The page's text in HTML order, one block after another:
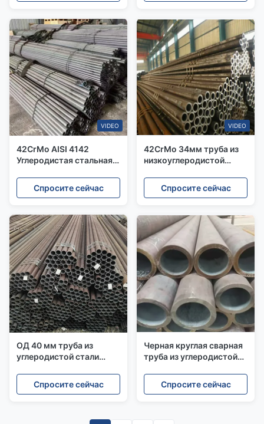
VIDEO
42CrMo AISI 4142
Углеродистая стальная
труба Малый диаметр
Erw
Спросите сейчас
VIDEO
42CrMo 34мм труба из
низкоуглеродистой
полая труба из
низкоуглеродистой
Спросите сейчас
ОД 40 мм труба из
углеродистой стали
Q235 Q195 черная
мягкая стальная труба
Спросите сейчас
Черная круглая сварная
труба из углеродистой
A53 Горячая проката
для транспортировки
Спросите сейчас